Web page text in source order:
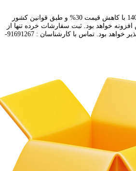
تمامی محصولات در سال 1403 با کاهش قیمت 30% و طبق قوانین کشور
افزونه خواهد بود. ثبت سفارشات خرده تنها از
عاملیت های فروش امکان پذیر خواهد بود. تماس با کارشناسان : 91691267-